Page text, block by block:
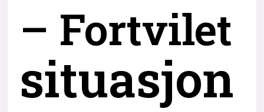
– Fortvilet
situasjon